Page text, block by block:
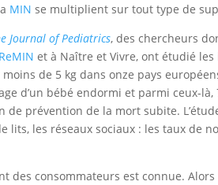
MIN se multiplient sur tout type de
Journal of Pediatrics, des chercheurs
et à Naître et Vivre, ont étudié les
de 5 kg dans onze pays
d’un bébé endormi et parmi ceux-là,
prévention de la mort subite.
lits, les réseaux sociaux : les taux de
des consommateurs est connue. Alors